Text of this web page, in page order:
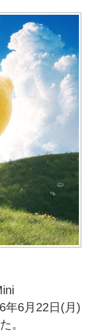
年6月22日(月)
。